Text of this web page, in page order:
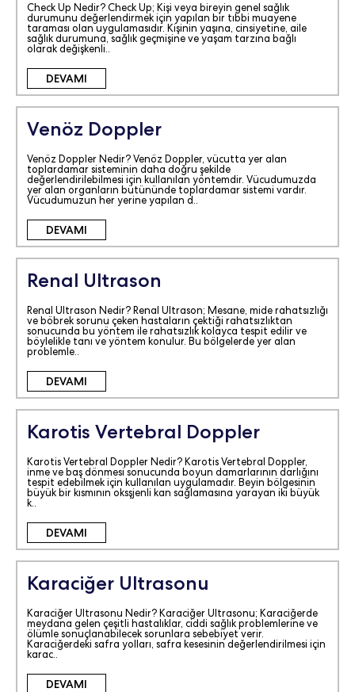
Check Up Nedir? Check Up; Kişi veya bireyin genel sağlık
durumunu değerlendirmek için yapılan bir tıbbi muayene
taraması olan uygulamasıdır. Kişinin yaşına, cinsiyetine, aile
sağlık durumuna, sağlık geçmişine ve yaşam tarzına bağlı
olarak değişkenli..
DEVAMI
Venöz Doppler
Venöz Doppler Nedir? Venöz Doppler, vücutta yer alan
toplardamar sisteminin daha doğru şekilde
değerlendirilebilmesi için kullanılan yöntemdir. Vücudumuzda
yer alan organların bütününde toplardamar sistemi vardır.
Vücudumuzun her yerine yapılan d..
DEVAMI
Renal Ultrason
Renal Ultrason Nedir? Renal Ultrason; Mesane, mide rahatsızlığı
ve böbrek sorunu çeken hastaların çektiği rahatsızlıktan
sonucunda bu yöntem ile rahatsızlık kolayca tespit edilir ve
böylelikle tanı ve yöntem konulur. Bu bölgelerde yer alan
problemle..
DEVAMI
Karotis Vertebral Doppler
Karotis Vertebral Doppler Nedir? Karotis Vertebral Doppler,
inme ve baş dönmesi sonucunda boyun damarlarının darlığını
tespit edebilmek için kullanılan uygulamadır. Beyin bölgesinin
büyük bir kısmının oksşjenli kan sağlamasına yarayan iki büyük
k..
DEVAMI
Karaciğer Ultrasonu
Karaciğer Ultrasonu Nedir? Karaciğer Ultrasonu; Karaciğerde
meydana gelen çeşitli hastalıklar, ciddi sağlık problemlerine ve
ölümle sonuçlanabilecek sorunlara sebebiyet verir.
Karaciğerdeki safra yolları, safra kesesinin değerlendirilmesi için
karac..
DEVAMI